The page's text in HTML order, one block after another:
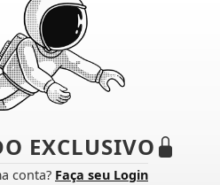
EXCLUSIVO
conta? Faça seu Login